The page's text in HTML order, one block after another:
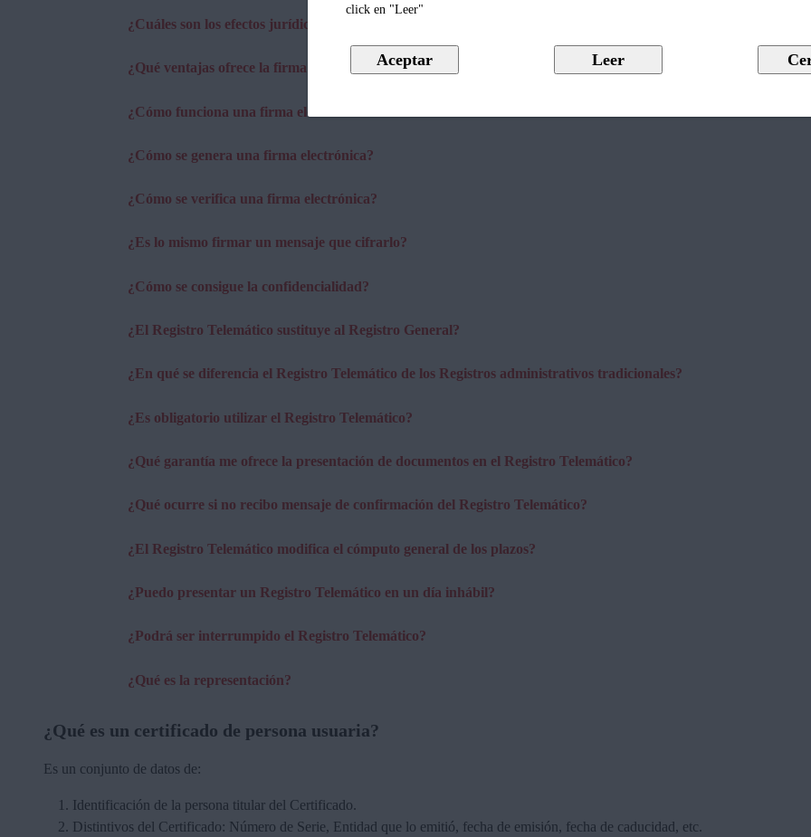
click en "Leer"
¿Cuáles son los efectos jurídicos de la firma electrónica avanzada?
¿Qué ventajas ofrece la firma electrónica?
¿Cómo funciona una firma electrónica?
¿Cómo se genera una firma electrónica?
¿Cómo se verifica una firma electrónica?
¿Es lo mismo firmar un mensaje que cifrarlo?
¿Cómo se consigue la confidencialidad?
¿El Registro Telemático sustituye al Registro General?
¿En qué se diferencia el Registro Telemático de los Registros administrativos tradicionales?
¿Es obligatorio utilizar el Registro Telemático?
¿Qué garantía me ofrece la presentación de documentos en el Registro Telemático?
¿Qué ocurre si no recibo mensaje de confirmación del Registro Telemático?
¿El Registro Telemático modifica el cómputo general de los plazos?
¿Puedo presentar un Registro Telemático en un día inhábil?
¿Podrá ser interrumpido el Registro Telemático?
¿Qué es la representación?
¿Qué es un certificado de persona usuaria?
Es un conjunto de datos de:
Identificación de la persona titular del Certificado.
Distintivos del Certificado: Número de Serie, Entidad que lo emitió, fecha de emisión, fecha de caducidad, etc.